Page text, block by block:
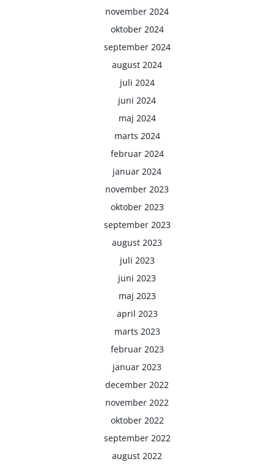
november 2024
oktober 2024
september 2024
august 2024
juli 2024
juni 2024
maj 2024
marts 2024
februar 2024
januar 2024
november 2023
oktober 2023
september 2023
august 2023
juli 2023
juni 2023
maj 2023
april 2023
marts 2023
februar 2023
januar 2023
december 2022
november 2022
oktober 2022
september 2022
august 2022